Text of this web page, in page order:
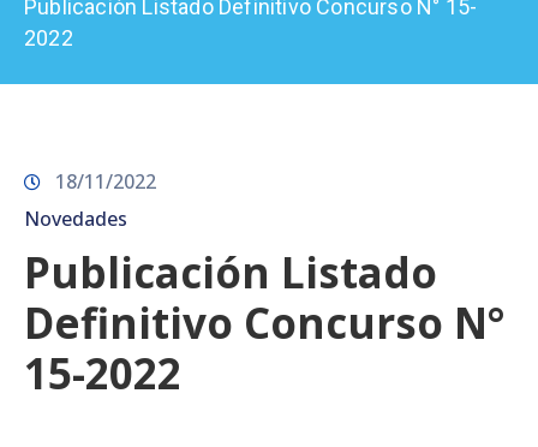
Prensa
Publicación Listado Definitivo Concurso N° 15-
2022
18/11/2022
Novedades
Publicación Listado
Definitivo Concurso N°
15-2022